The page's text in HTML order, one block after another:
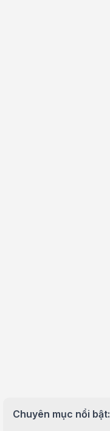
Chuyên mục nổi bật: